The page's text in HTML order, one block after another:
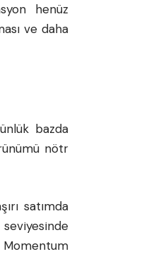
henüz
ve daha
bazda
nötr
satımda